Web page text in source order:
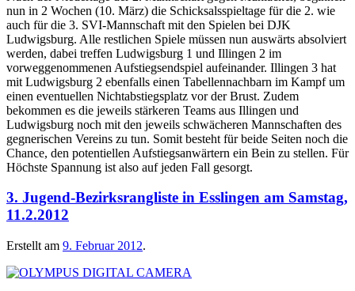
nun in 2 Wochen (10. März) die Schicksalsspieltage für die 2. wie
auch für die 3. SVI-Mannschaft mit den Spielen bei DJK
Ludwigsburg. Alle restlichen Spiele müssen nun auswärts absolviert
werden, dabei treffen Ludwigsburg 1 und Illingen 2 im
vorweggenommenen Aufstiegsendspiel aufeinander. Illingen 3 hat
mit Ludwigsburg 2 ebenfalls einen Tabellennachbarn im Kampf um
einen eventuellen Nichtabstiegsplatz vor der Brust. Zudem
bekommen es die jeweils stärkeren Teams aus Illingen und
Ludwigsburg noch mit den jeweils schwächeren Mannschaften des
gegnerischen Vereins zu tun. Somit besteht für beide Seiten noch die
Chance, den potentiellen Aufstiegsanwärtern ein Bein zu stellen. Für
Höchste Spannung ist also auf jeden Fall gesorgt.
3. Jugend-Bezirksrangliste in Esslingen am Samstag,
11.2.2012
Erstellt am 9. Februar 2012.